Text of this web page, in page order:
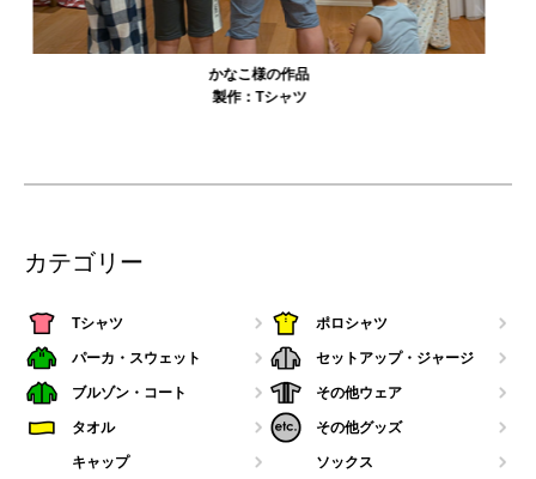
農工大硬式庭球部様の作品
製作：Tシャツ
カテゴリー
Tシャツ ポロシャツ
パーカ・スウェット セットアップ・ジャージ
ブルゾン・コート その他ウェア
タオル その他グッズ
キャップ ソックス